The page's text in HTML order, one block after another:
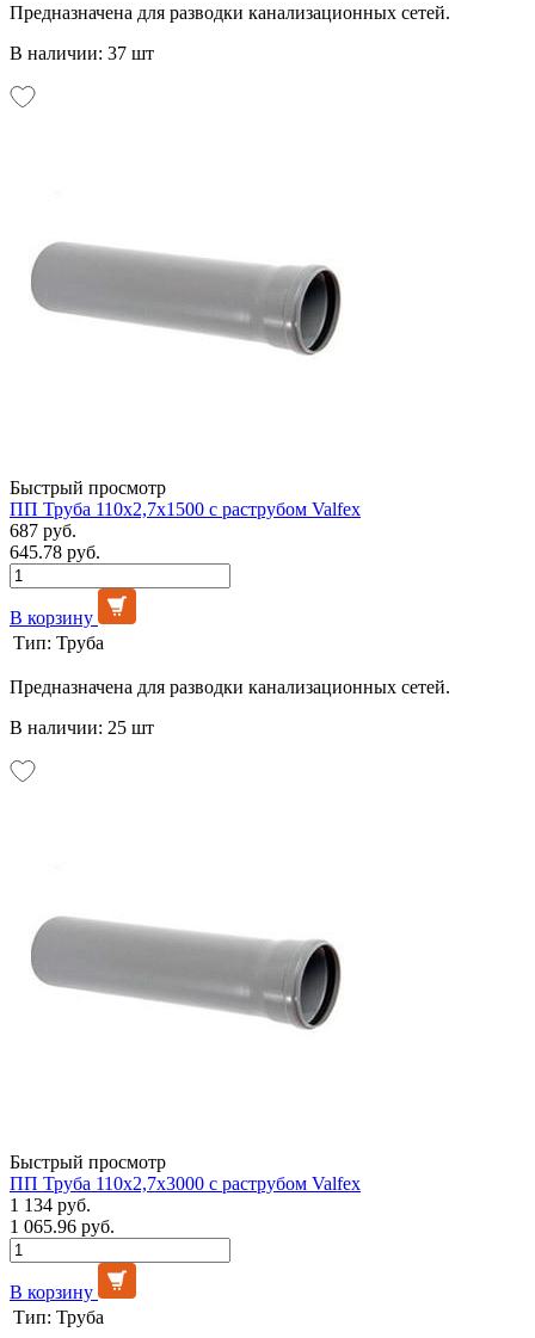
Предназначена для разводки канализационных сетей.
В наличии: 37 шт
Быстрый просмотр
ПП Труба 110х2,7х1500 с раструбом Valfex
687 руб.
645.78 руб.
В корзину
Тип: Труба
Предназначена для разводки канализационных сетей.
В наличии: 25 шт
Быстрый просмотр
ПП Труба 110х2,7х3000 с раструбом Valfex
1 134 руб.
1 065.96 руб.
В корзину
Тип: Труба